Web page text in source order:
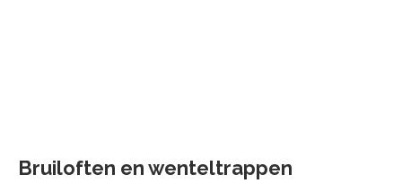
Bruiloften en wenteltrappen